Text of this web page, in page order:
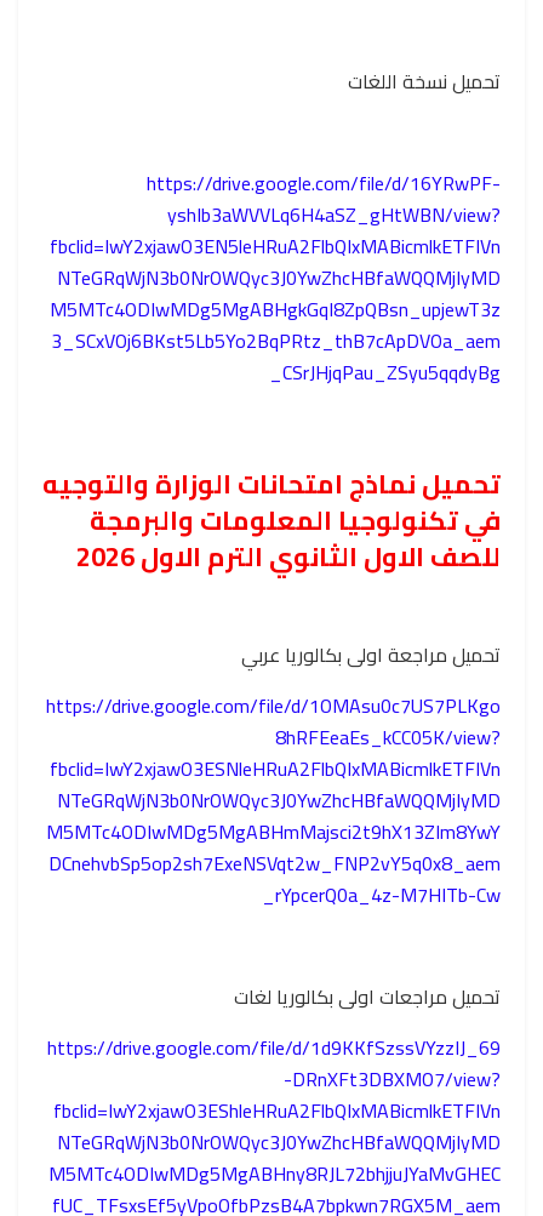
تحميل نسخة اللغات
https://drive.google.com/file/d/16YRwPF-
yshIb3aWVVLq6H4aSZ_gHtWBN/view?
fbclid=IwY2xjawO3EN5leHRuA2FlbQIxMABicmlkETFIVn
NTeGRqWjN3b0NrOWQyc3J0YwZhcHBfaWQQMjIyMD
M5MTc4ODIwMDg5MgABHgkGqI8ZpQBsn_upjewT3z
3_SCxVOj6BKst5Lb5Yo2BqPRtz_thB7cApDVOa_aem
_CSrJHjqPau_ZSyu5qqdyBg
تحميل نماذج امتحانات الوزارة والتوجيه
في تكنولوجيا المعلومات والبرمجة
للصف الاول الثانوي الترم الاول 2026
تحميل مراجعة اولى بكالوريا عربي
https://drive.google.com/file/d/1OMAsu0c7US7PLKgo
8hRFEeaEs_kCC05K/view?
fbclid=IwY2xjawO3ESNleHRuA2FlbQIxMABicmlkETFIVn
NTeGRqWjN3b0NrOWQyc3J0YwZhcHBfaWQQMjIyMD
M5MTc4ODIwMDg5MgABHmMajsci2t9hX13ZIm8YwY
DCnehvbSp5op2sh7ExeNSVqt2w_FNP2vY5q0x8_aem
_rYpcerQ0a_4z-M7HITb-Cw
تحميل مراجعات اولى بكالوريا لغات
https://drive.google.com/file/d/1d9KKfSzssVYzzIJ_69
-DRnXFt3DBXMO7/view?
fbclid=IwY2xjawO3EShleHRuA2FlbQIxMABicmlkETFIVn
NTeGRqWjN3b0NrOWQyc3J0YwZhcHBfaWQQMjIyMD
M5MTc4ODIwMDg5MgABHny8RJL72bhjjuJYaMvGHEC
fUC_TFsxsEf5yVpoOfbPzsB4A7bpkwn7RGX5M_aem